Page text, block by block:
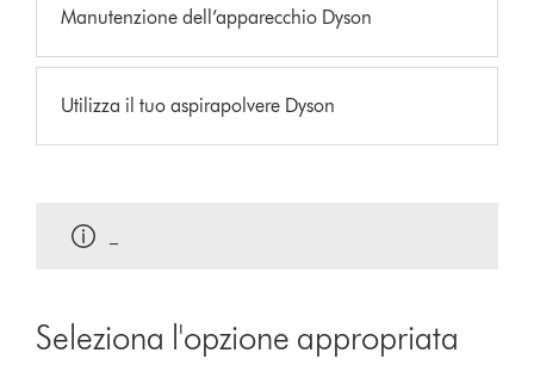
Manutenzione dell’apparecchio Dyson
Utilizza il tuo aspirapolvere Dyson
Seleziona l'opzione appropriata